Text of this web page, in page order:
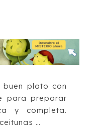
buen plato con
para preparar
y completa.
…